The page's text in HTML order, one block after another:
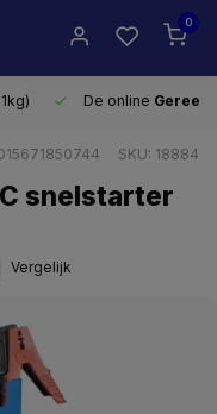
0
De online
SKU: 18884
snelstarter
Vergelijk